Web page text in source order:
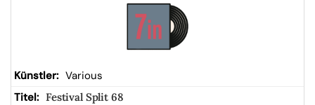
Various
Festival Split 68